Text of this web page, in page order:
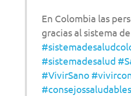
En Colombia las
gracias al sistema
#sistemadesalud
#VivirSano
#consejossaludables